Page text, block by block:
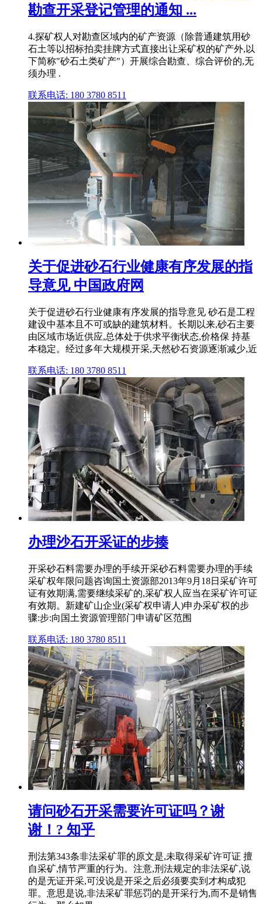
勘查开采登记管理的通知 ...
4.探矿权人对勘查区域内的矿产资源（除普通建筑用砂
石土等以招标拍卖挂牌方式直接出让采矿权的矿产外,以
下简称"砂石土类矿产"）开展综合勘查、综合评价的,无
须办理 .
联系电话: 180 3780 8511
关于促进砂石行业健康有序发展的指
导意见 中国政府网
关于促进砂石行业健康有序发展的指导意见 砂石是工程
建设中基本且不可或缺的建筑材料。长期以来,砂石主要
由区域市场近供应,总体处于供求平衡状态,价格保 持基
本稳定。经过多年大规模开采,天然砂石资源逐渐减少,近
联系电话: 180 3780 8511
办理沙石开采证的步揍
开采砂石料需要办理的手续开采砂石料需要办理的手续
采矿权年限问题咨询国土资源部2013年9月18日采矿许可
证有效期满,需要继续采矿的,采矿权人应当在采矿许可证
有效期。新建矿山企业(采矿权申请人)申办采矿权的步
骤:步:向国土资源管理部门申请矿区范围
联系电话: 180 3780 8511
请问砂石开采需要许可证吗？谢
谢！? 知乎
刑法第343条非法采矿罪的原文是,未取得采矿许可证 擅
自采矿,情节严重的行为。注意,刑法规定的非法采矿,说
的是无证开采,可没说是开采之后必须要卖到才构成犯
罪。意思是说,非法采矿罪惩罚的是开采行为,而不是销售